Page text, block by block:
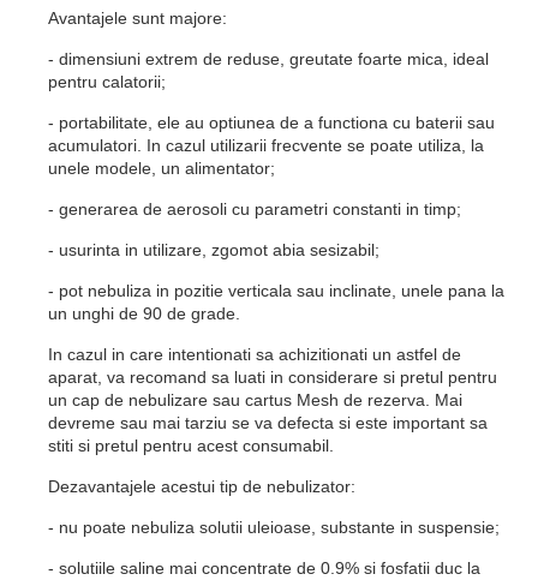
Avantajele sunt majore:
- dimensiuni extrem de reduse, greutate foarte mica, ideal
pentru calatorii;
- portabilitate, ele au optiunea de a functiona cu baterii sau
acumulatori. In cazul utilizarii frecvente se poate utiliza, la
unele modele, un alimentator;
- generarea de aerosoli cu parametri constanti in timp;
- usurinta in utilizare, zgomot abia sesizabil;
- pot nebuliza in pozitie verticala sau inclinate, unele pana la
un unghi de 90 de grade.
In cazul in care intentionati sa achizitionati un astfel de
aparat, va recomand sa luati in considerare si pretul pentru
un cap de nebulizare sau cartus Mesh de rezerva. Mai
devreme sau mai tarziu se va defecta si este important sa
stiti si pretul pentru acest consumabil.
Dezavantajele acestui tip de nebulizator:
- nu poate nebuliza solutii uleioase, substante in suspensie;
- solutiile saline mai concentrate de 0.9% si fosfatii duc la